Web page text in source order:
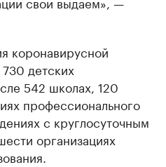
коронавирусной
детских
542 школах, 120
профессионального
с круглосуточным
организациях